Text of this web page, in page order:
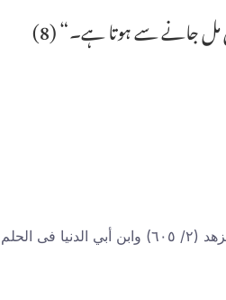
مل جانے سے ہوتا ہے۔“ (8)